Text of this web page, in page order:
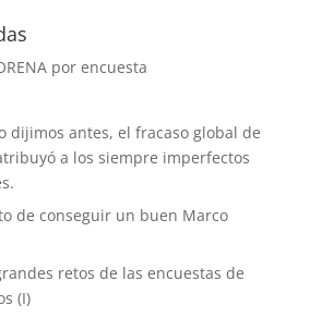
por encuesta
dijimos antes, el fracaso global de
a los siempre imperfectos
de conseguir un buen Marco
retos de las encuestas de
(I)